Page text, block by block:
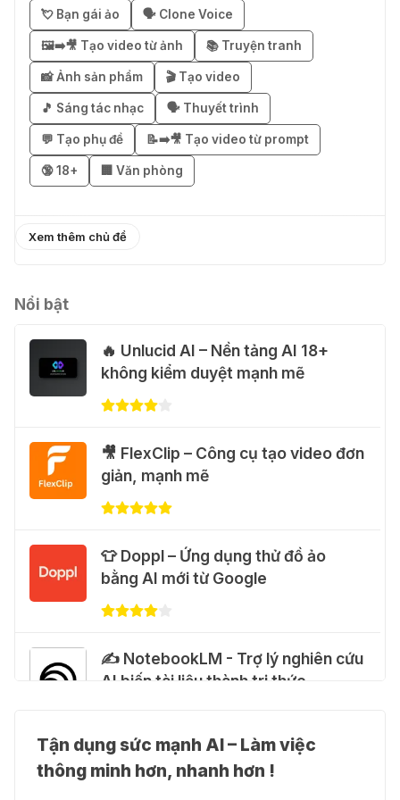
03 Thg 08 2026
🎁 Mẹo nhận 1 tháng ChatGPT Plus
miễn phí bằng VPN Mexico
02 Thg 08 2026
֎ Cách nhận ChatGPT Go 12 tháng
miễn phí
💃 Tạo video AI nhảy múa với Google
Flow Motion Control
31 Thg 07 2026
🐈 Nhận miễn phí 30 video AI + 100
hình ảnh mỗi ngày với Dola.com
31 Thg 07 2026
🎁 Hướng dẫn nhận Google Plus 12
tháng miễn phí
Cảnh báo: Xuất hiện script và
hướng dẫn giả mạo giúp "mở khóa"
🍎 Claude for Teachers – chương
💘 Bạn gái ảo 🗣️ Clone Voice
🖼️➡️🎥 Tạo video từ ảnh 📚 Truyện tranh
📸 Ảnh sản phẩm 🎬 Tạo video
🎵 Sáng tác nhạc 🗣️ Thuyết trình
💬 Tạo phụ đề 📝➡️🎥 Tạo video từ prompt
🔞 18+ 🏢 Văn phòng
Xem thêm chủ đề
Nổi bật
🔥 Unlucid AI – Nền tảng AI 18+
không kiểm duyệt mạnh mẽ
🎥 FlexClip – Công cụ tạo video đơn
giản, mạnh mẽ
👕 Doppl – Ứng dụng thử đồ ảo
bằng AI mới từ Google
✍️ NotebookLM - Trợ lý nghiên cứu
AI biến tài liệu thành tri thức
👗 Higgsfield AI – Biến ý tưởng
thành phim chất lượng cao
Tận dụng sức mạnh AI – Làm việc
thông minh hơn, nhanh hơn !